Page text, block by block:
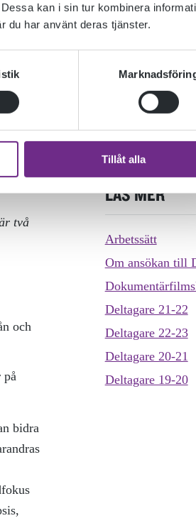
kan i sin tur kombinera
du har använt deras tjänster.
Tillåt alla
DISTANS
LÄS MER
Arbetssätt
Om ansökan till
Deltagare 21-22
Deltagare 22-23
Deltagare 20-21
Deltagare 19-20
hur
två
och
på
bidra